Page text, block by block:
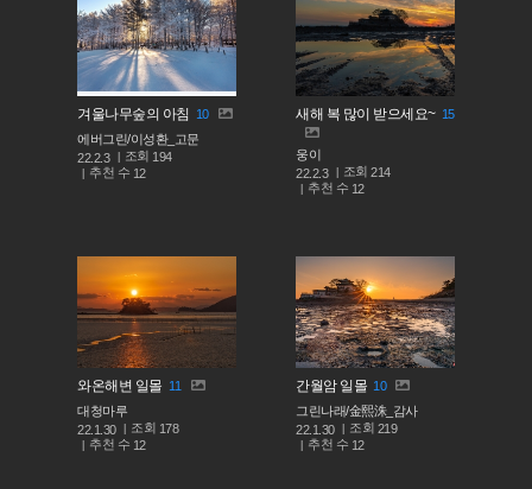
겨울나무숲의 아침 10
에버그린/이성환_고문
22.2.3
조회 194
추천 수 12
새해 복 많이 받으세요~ 15
웅이
22.2.3
조회214
추천 수 12
와온해변 일몰 11
대청마루
22.1.30
조회 178
추천 수 12
간월암 일몰 10
그린나래/金熙洙_감사
22.1.30
조회 219
추천 수 12